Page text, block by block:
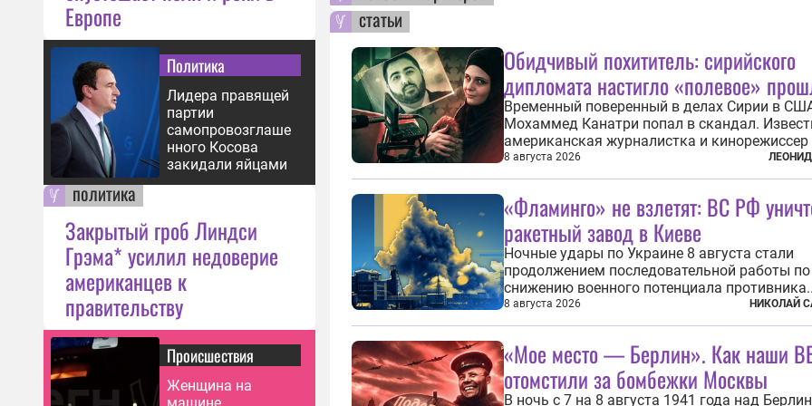
Европе
Политика
Лидера правящей
партии
самопровозглаше
нного Косова
закидали яйцами
политика
Закрытый гроб Линдси
Грэма* усилил недоверие
американцев к
правительству
Происшествия
Женщина на
статьи
Обидчивый похититель: сирийского
дипломата настигло «полевое»
Временный поверенный в делах Сирии в
Мохаммед Канатри попал в скандал.
американская журналистка и
Снелл неожиданно узнала в нем одного из
похитивших ее в сирийском Алеппо в 2016
Журналистка убеждена, что Канатри, в то
известный под подпольным...
8 августа 2026
«Фламинго» не взлетят: ВС РФ
ракетный завод в Киеве
Ночные удары по Украине 8 августа стали
продолжением последовательной работы по
снижению военного потенциала противника.
Поражены предприятие по производству
ракет, крупный склад топлива и два
по объектам в ряде городов. В Киеве...
8 августа 2026 НИКОЛАЙ
«Мое место — Берлин». Как наши
отомстили за бомбежки Москвы
В ночь с 7 на 8 августа 1941 года над